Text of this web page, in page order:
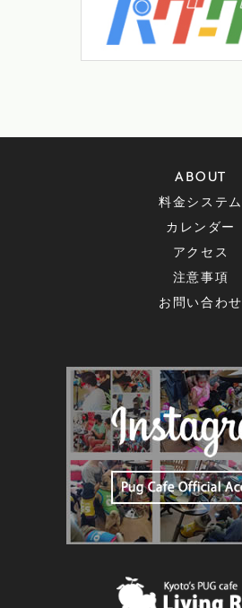
ABOUT
料金システム
カレンダー
アクセス
注意事項
お問い合わせ